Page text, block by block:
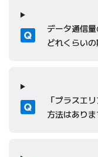
質問
データ通信
どれくらい
質問
「プラスエ
方法はありま